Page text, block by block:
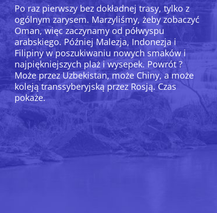
Po raz pierwszy bez dokładnej trasy, tylko z
ogólnym zarysem. Marzyliśmy, żeby zobaczyć
Oman, więc zaczynamy od półwyspu
arabskiego. Później Malezja, Indonezja i
Filipiny w poszukiwaniu nowych smaków i
najpiękniejszych plaż i wysepek. Powrót ?
Może przez Uzbekistan, może Chiny, a może
koleją transsyberyjską przez Rosją. Czas
pokaże.